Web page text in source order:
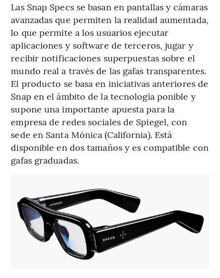
Las Snap Specs se basan en pantallas y cámaras
avanzadas que permiten la realidad aumentada,
lo que permite a los usuarios ejecutar
aplicaciones y software de terceros, jugar y
recibir notificaciones superpuestas sobre el
mundo real a través de las gafas transparentes.
El producto se basa en iniciativas anteriores de
Snap en el ámbito de la tecnología ponible y
supone una importante apuesta para la
empresa de redes sociales de Spiegel, con
sede en Santa Mónica (California). Está
disponible en dos tamaños y es compatible con
gafas graduadas.